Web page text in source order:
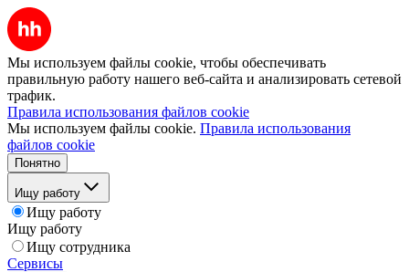
Мы используем файлы cookie, чтобы обеспечивать
правильную работу нашего веб-сайта и анализировать сетевой
трафик.
Правила использования файлов cookie
Мы используем файлы cookie. Правила использования
файлов cookie
Понятно
Ищу работу
Ищу работу
Ищу работу
Ищу сотрудника
Сервисы